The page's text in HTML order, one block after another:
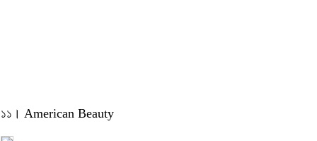
১১। American Beauty